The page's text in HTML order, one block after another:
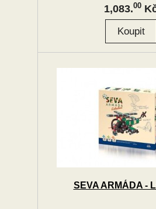
1,083.00
SEVA ARMÁDA -